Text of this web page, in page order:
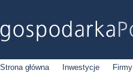
Strona główna Inwestycje Firmy